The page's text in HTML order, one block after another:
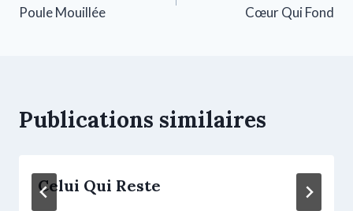
Poule Mouillée
Cœur Qui Fond
Publications similaires
Celui Qui Reste